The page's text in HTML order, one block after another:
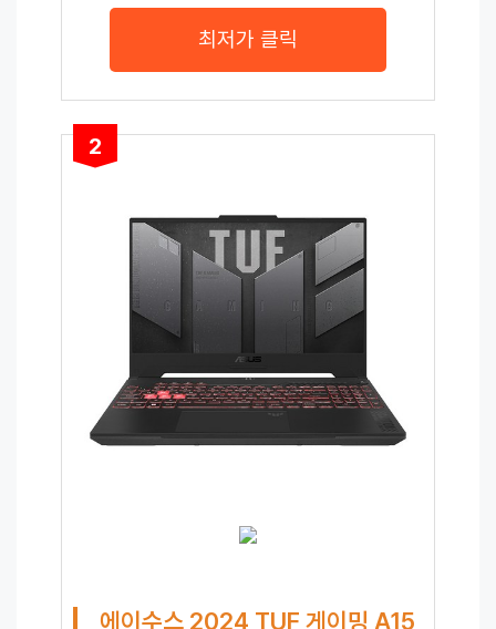
최저가 클릭
2
에이수스 2024 TUF 게이밍 A15